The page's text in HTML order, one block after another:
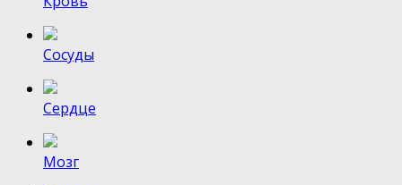
Сосуды
Сердце
Мозг